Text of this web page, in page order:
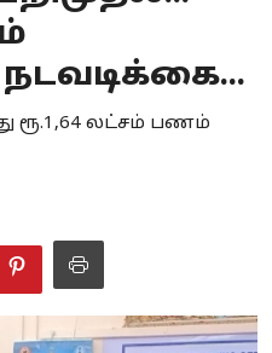
ரூ.1,64 லட்சம் பணம்